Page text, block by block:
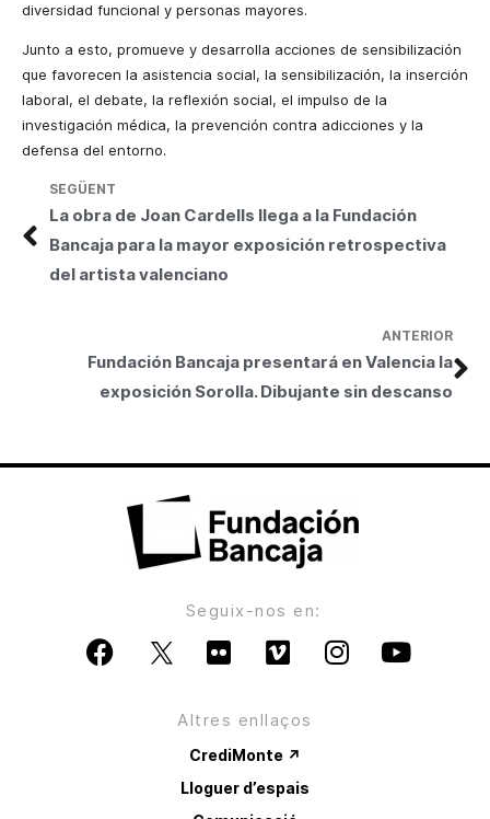
diversidad funcional y personas mayores.
Junto a esto, promueve y desarrolla acciones de sensibilización
que favorecen la asistencia social, la sensibilización, la inserción
laboral, el debate, la reflexión social, el impulso de la
investigación médica, la prevención contra adicciones y la
defensa del entorno.
ANTERIOR
Fundación Bancaja presentará en Valencia la
exposición Sorolla. Dibujante sin descanso
SEGÜENT
La obra de Joan Cardells llega a la Fundación
Bancaja para la mayor exposición retrospectiva
del artista valenciano
Seguix-nos en:
Altres enllaços
CrediMonte ↗
Lloguer d’espais